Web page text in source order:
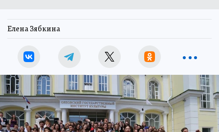
Елена Зябкина